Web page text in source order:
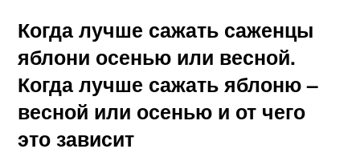
Когда лучше сажать саженцы
яблони осенью или весной.
Когда лучше сажать яблоню –
весной или осенью и от чего
это зависит